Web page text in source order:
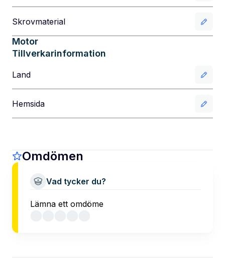
Skrovmaterial
Motor
Tillverkarinformation
Land
Hemsida
Omdömen
Vad tycker du?
Lämna ett omdöme